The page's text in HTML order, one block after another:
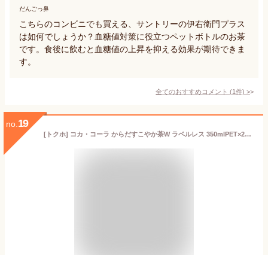
だんごっ鼻
こちらのコンビニでも買える、サントリーの伊右衛門プラス
は如何でしょうか？血糖値対策に役立つペットボトルのお茶
です。食後に飲むと血糖値の上昇を抑える効果が期待できま
す。
全てのおすすめコメント (1件) >
no. 19
[トクホ] コカ・コーラ からだすこやか茶W ラベルレス 350mlPET×24本